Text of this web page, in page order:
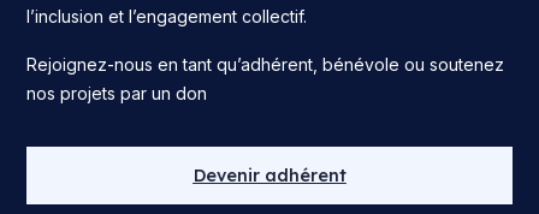
l’inclusion et l’engagement collectif.
Rejoignez-nous en tant qu’adhérent, bénévole ou soutenez
nos projets par un don
Devenir adhérent